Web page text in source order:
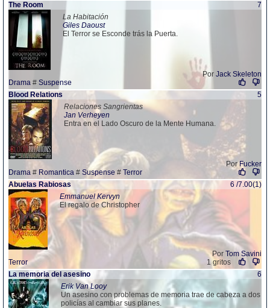
The Room
7
La Habitación
Giles Daoust
El Terror se Esconde trás la Puerta.
Por Jack Skeleton
Drama # Suspense
Blood Relations
5
Relaciones Sangrientas
Jan Verheyen
Entra en el Lado Oscuro de la Mente Humana.
PorFucker
Drama # Romantica # Suspense # Terror
Abuelas Rabiosas
6 /7.00(1)
Emmanuel Kervyn
El regalo de Christopher
Por Tom Savini
Terror
1 gritos
La memoria del asesino
6
Erik Van Looy
Un asesino con problemas de memoria trae de cabeza a dos
policías al cambiar sus planes.